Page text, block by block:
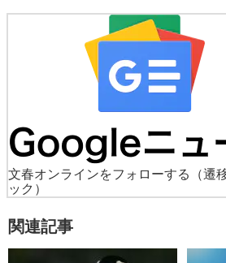
文春オンラインをフォローする
（遷
ック）
関連記事